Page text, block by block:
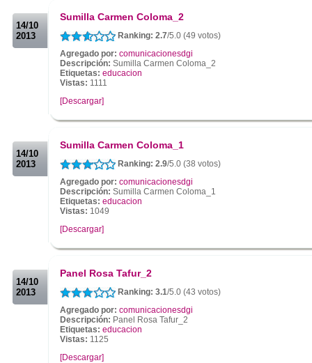
14/10
2013
Sumilla Carmen Coloma_2
Ranking: 2.7/5.0 (49 votos)
Agregado por: comunicacionesdgi
Descripción: Sumilla Carmen Coloma_2
Etiquetas: educacion
Vistas: 1111
[Descargar]
14/10
2013
Sumilla Carmen Coloma_1
Ranking: 2.9/5.0 (38 votos)
Agregado por: comunicacionesdgi
Descripción: Sumilla Carmen Coloma_1
Etiquetas: educacion
Vistas: 1049
[Descargar]
14/10
2013
Panel Rosa Tafur_2
Ranking: 3.1/5.0 (43 votos)
Agregado por: comunicacionesdgi
Descripción: Panel Rosa Tafur_2
Etiquetas: educacion
Vistas: 1125
[Descargar]